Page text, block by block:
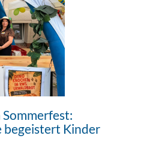
begeistert Kinder